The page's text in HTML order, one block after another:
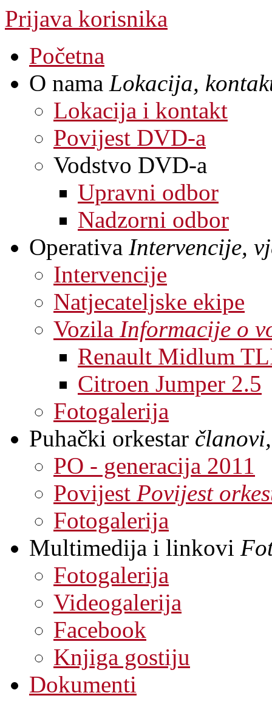
Prijava korisnika
Početna
O nama Lokacija,
Lokacija i kontakt
Povijest DVD-a
Vodstvo DVD-a
Upravni odbor
Nadzorni odbor
Operativa Intervencije,
Intervencije
Natjecateljske ekipe
Vozila Informacije o
Renault Midlum
Citroen Jumper 2.5
Fotogalerija
Puhački orkestar
PO - generacija 2011
Povijest Povijest
Fotogalerija
Multimedija i linkovi
Fotogalerija
Videogalerija
Facebook
Knjiga gostiju
Dokumenti